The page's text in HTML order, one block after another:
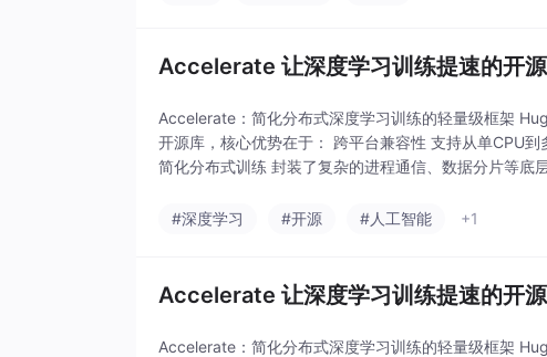
Accelerate 让深度学习训练提速的开
Accelerate：简化分布式深度学习训练的轻量级框架
开源库，核心优势在于： 跨平台兼容性 支持从单CPU
简化分布式训练 封装了复杂的进程通信、数据分片等
#深度学习 #开源 #人工智能 +1
Accelerate 让深度学习训练提速的开
Accelerate：简化分布式深度学习训练的轻量级框架